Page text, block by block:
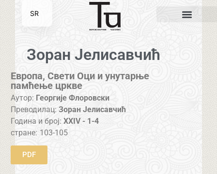
Зоран Јелисавчић
Европа, Свети Оци и унутарње
памћење цркве
Аутор: Георгије Флоровски
Преводилац: Зоран Јелисавчић
Година и број:XXIV - 1-4
стране: 103-105
PDF
SR